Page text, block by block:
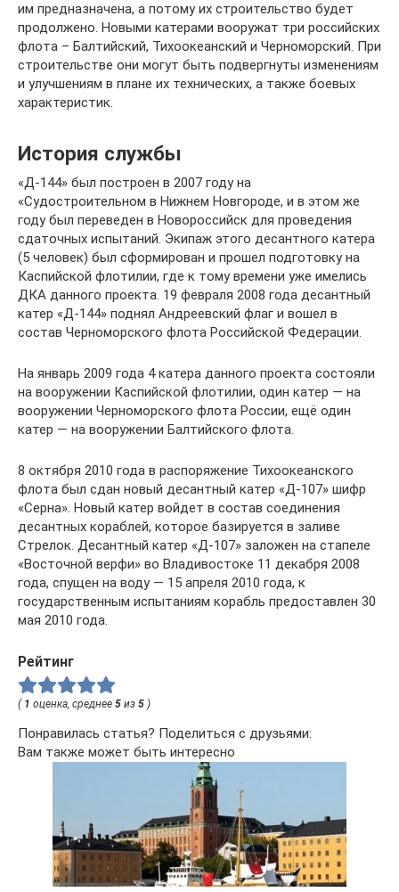
им предназначена, а потому их строительство будет
продолжено. Новыми катерами вооружат три российских
флота – Балтийский, Тихоокеанский и Черноморский. При
строительстве они могут быть подвергнуты изменениям
и улучшениям в плане их технических, а также боевых
характеристик.
История службы
«Д-144» был построен в 2007 году на
«Судостроительном в Нижнем Новгороде, и в этом же
году был переведен в Новороссийск для проведения
сдаточных испытаний. Экипаж этого десантного катера
(5 человек) был сформирован и прошел подготовку на
Каспийской флотилии, где к тому времени уже имелись
ДКА данного проекта. 19 февраля 2008 года десантный
катер «Д-144» поднял Андреевский флаг и вошел в
состав Черноморского флота Российской Федерации.
На январь 2009 года 4 катера данного проекта состояли
на вооружении Каспийской флотилии, один катер — на
вооружении Черноморского флота России, ещё один
катер — на вооружении Балтийского флота.
8 октября 2010 года в распоряжение Тихоокеанского
флота был сдан новый десантный катер «Д-107» шифр
«Серна». Новый катер войдет в состав соединения
десантных кораблей, которое базируется в заливе
Стрелок. Десантный катер «Д-107» заложен на стапеле
«Восточной верфи» во Владивостоке 11 декабря 2008
года, спущен на воду — 15 апреля 2010 года, к
государственным испытаниям корабль предоставлен 30
мая 2010 года.
Рейтинг
( 1 оценка, среднее 5 из 5 )
Понравилась статья? Поделиться с друзьями:
Вам также может быть интересно